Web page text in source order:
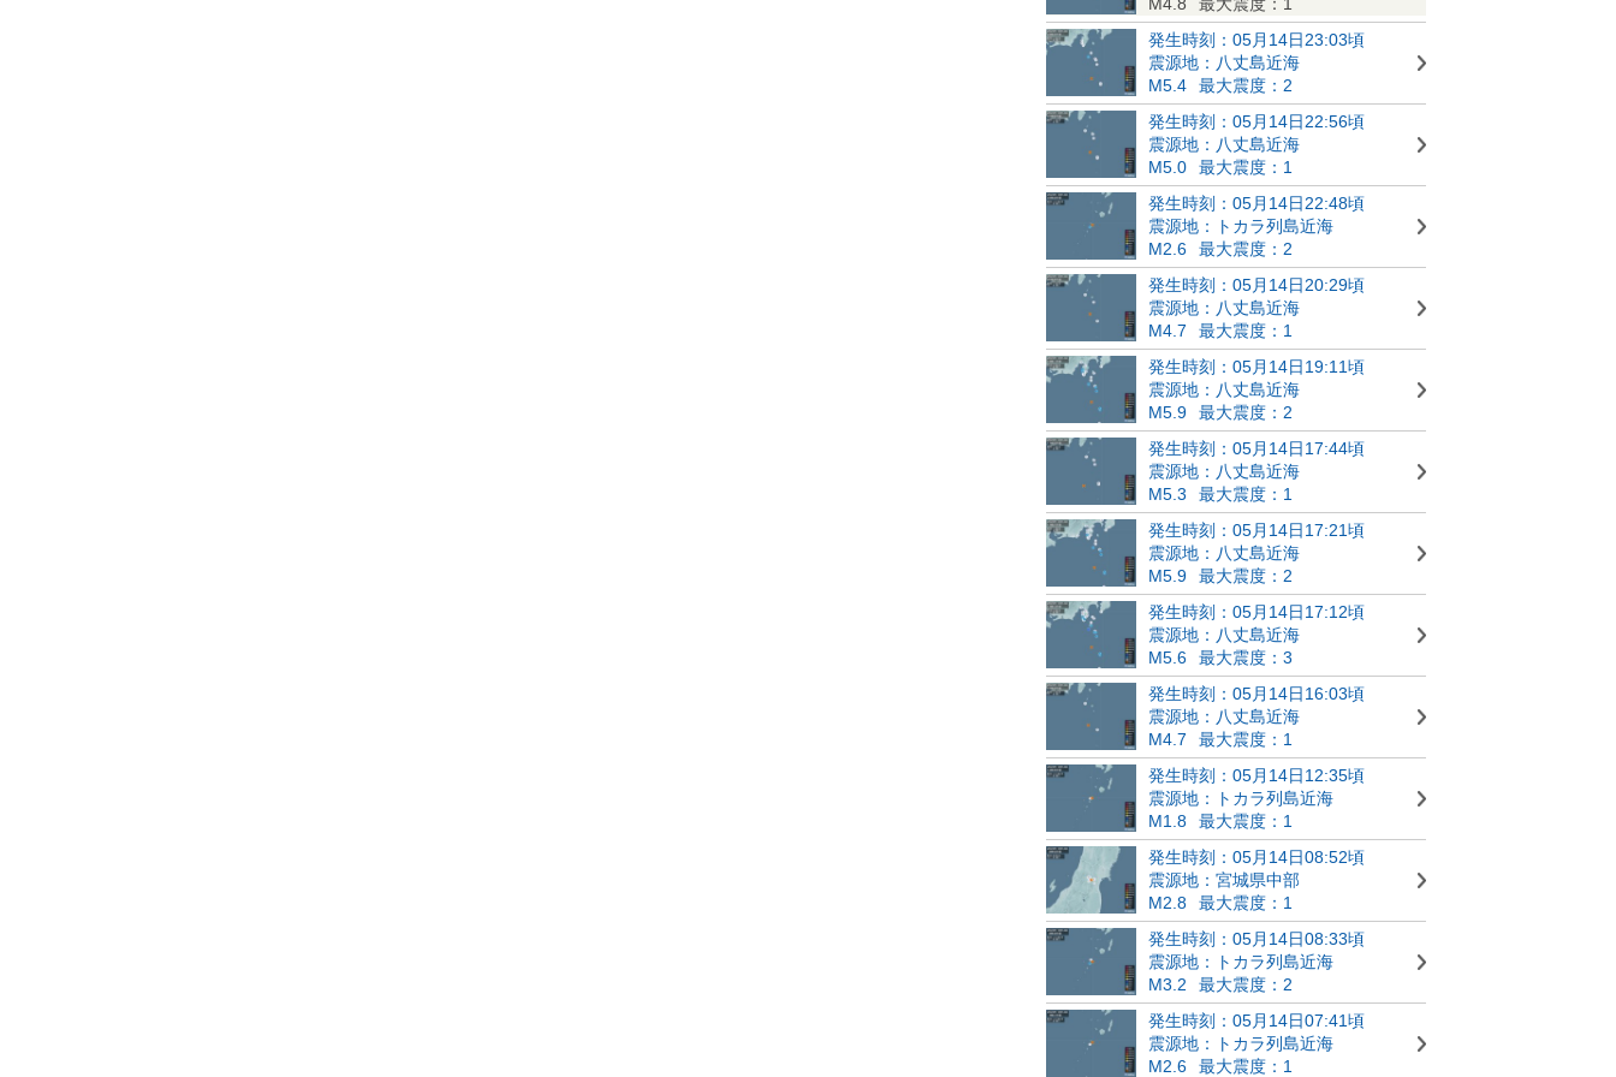
発生時刻：05月14日23:03頃
震源地：八丈島近海
M5.4
最大震度：2
発生時刻：05月14日22:56頃
震源地：八丈島近海
M5.0
最大震度：1
発生時刻：05月14日22:48頃
震源地：トカラ列島近海
M2.6
最大震度：2
発生時刻：05月14日20:29頃
震源地：八丈島近海
M4.7
最大震度：1
発生時刻：05月14日19:11頃
震源地：八丈島近海
M5.9
最大震度：2
発生時刻：05月14日17:44頃
震源地：八丈島近海
M5.3
最大震度：1
発生時刻：05月14日17:21頃
震源地：八丈島近海
M5.9
最大震度：2
発生時刻：05月14日17:12頃
震源地：八丈島近海
M5.6
最大震度：3
発生時刻：05月14日16:03頃
震源地：八丈島近海
M4.7
最大震度：1
発生時刻：05月14日12:35頃
震源地：トカラ列島近海
M1.8
最大震度：1
発生時刻：05月14日08:52頃
震源地：宮城県中部
M2.8
最大震度：1
発生時刻：05月14日08:33頃
震源地：トカラ列島近海
M3.2
最大震度：2
発生時刻：05月14日07:41頃
震源地：トカラ列島近海
M2.6
最大震度：1